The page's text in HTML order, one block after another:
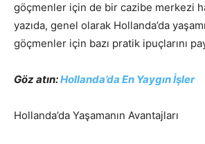
göçmenler için de bir cazibe merkezi
yazıda, genel olarak Hollanda’da
göçmenler için bazı pratik ipuçlarını
Göz atın:Hollanda’da En Yaygın İşler
Hollanda’da Yaşamanın Avantajları